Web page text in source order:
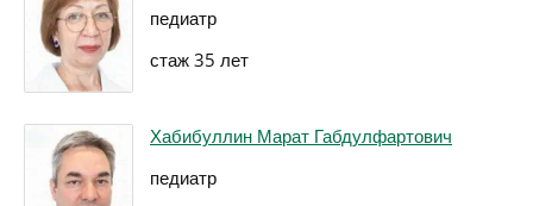
педиатр
стаж 35 лет
Хабибуллин Марат Габдулфартович
педиатр